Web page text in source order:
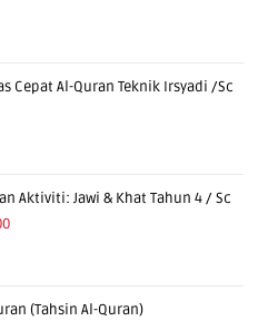
Cepat Al-Quran Teknik Irsyadi /Sc
Aktiviti: Jawi & Khat Tahun 4 / Sc
(Tahsin Al-Quran)